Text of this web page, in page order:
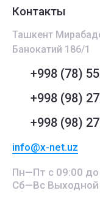
Контакты
Ташкент
Банокатий 186/1
+998 (78)
+998 (98)
+998 (98)
info@x-net.uz
Пн—Пт с 09:00 до
Сб—Вс Выходной